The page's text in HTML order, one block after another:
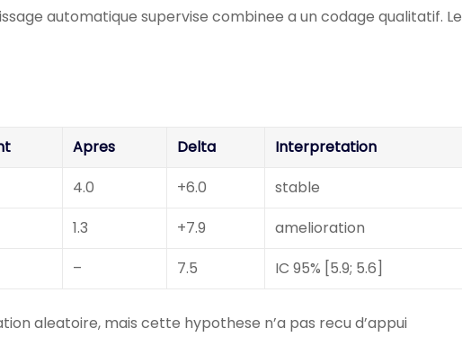
automatique supervise combinee a un codage qualitatif. Le
Apres Delta
Interpretation
4.0 +6.0
stable
1.3 +7.9
amelioration
– 7.5 IC 95% [5.9; 5.6]
aleatoire, mais cette hypothese n’a pas recu d’appui